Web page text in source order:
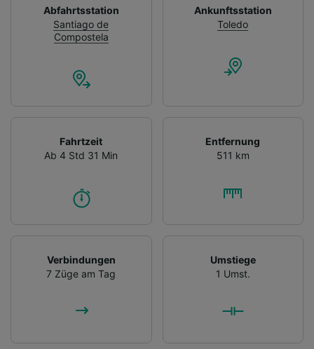
Abfahrtsstation
Santiago de
Compostela
Ankunftsstation
Toledo
Fahrtzeit
Ab 4 Std 31 Min
Entfernung
511 km
Verbindungen
7 Züge am Tag
Umstiege
1 Umst.